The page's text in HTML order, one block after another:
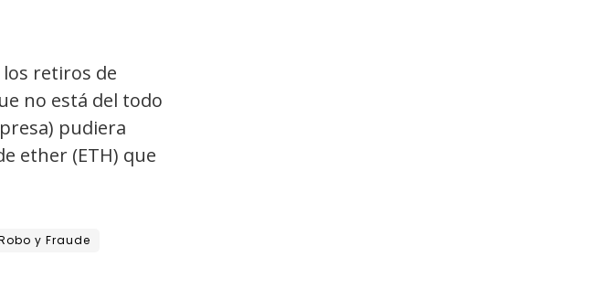
retiros de
no está del todo
pudiera
ether (ETH) que
y Fraude